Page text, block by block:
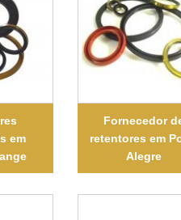
em
Fornecedor
retentores em
Alegre